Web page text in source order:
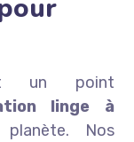
un point
linge à
Nos